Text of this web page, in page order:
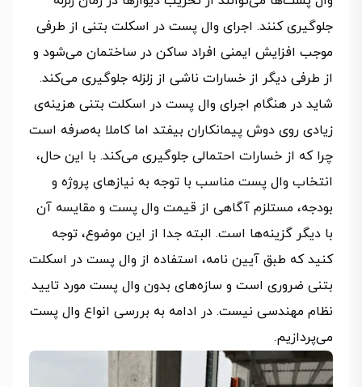
جلوگیری کنند. اجرای وال پست در اسکلت بتنی از طرفی
موجب افزایش ایمنی افراد ساکن در ساختمان می‌شود و
از طرفی دیگر از خسارات ناشی از زلزله جلوگیری می‌کند.
شاید در هنگام اجرای وال پست در اسکلت بتنی هزینه‌ی
زیادی روی دوش پیمانکاران بیفتد اما کاملا به‌صرفه است
چرا که از خسارات احتمالی جلوگیری می‌کند. با این حال،
انتخاب وال پست مناسب با توجه به نیازهای پروژه و
بودجه، مستلزم آگاهی از قیمت وال پست و مقایسه آن
با دیگر گزینه‌ها است. البته جدا از این موضوع، توجه
کنید که طبق آیین نامه، استفاده از وال پست در اسکلت
بتنی ضروری است و سازه‌های بدون وال پست مورد تایید
نظام مهندسی نیست. در ادامه به بررسی انواع وال پست
می‌پردازیم.